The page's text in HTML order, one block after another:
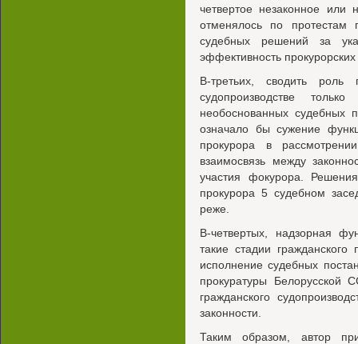
четвертое незаконное или
отменялось по протестам
судебных решений за
эффективность
В-третьих, сводить роль
судопроизводстве
необоснованных судебных
означало бы сужение
прокурора в
взаимосвязь между
участия фокурора.
прокурора 5 судебном
реже.
В-четвертых, надзорная
такие стадии
исполнение судебных
прокуратуры Белорусской
гражданского
законности.
Таким образом, автор